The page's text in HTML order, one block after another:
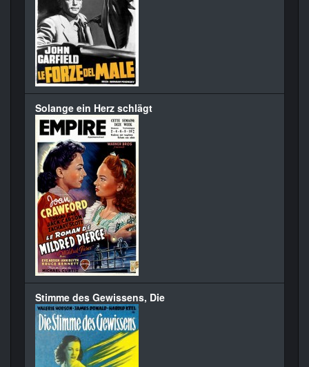
Solange ein Herz schlägt
Stimme des Gewissens, Die